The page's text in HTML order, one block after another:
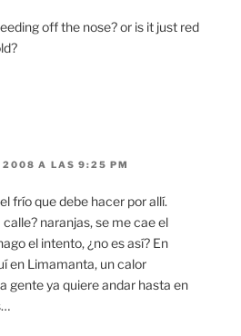
off the nose? or is it just red
2008 A LAS 9:25 PM
frío que debe hacer por allí.
calle? naranjas, se me cae el
el intento, ¿no es así? En
en Limamanta, un calor
gente ya quiere andar hasta en